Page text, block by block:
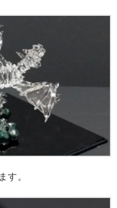
す。